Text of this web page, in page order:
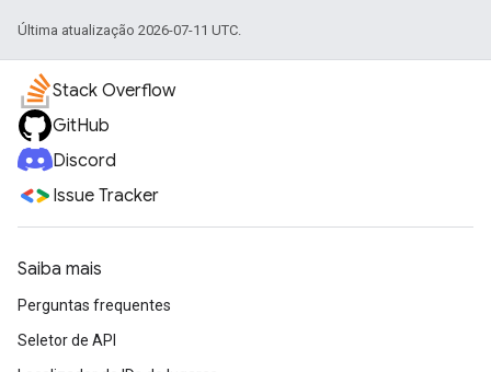
Última atualização 2026-07-11 UTC.
Stack Overflow
GitHub
Discord
Issue Tracker
Saiba mais
Perguntas frequentes
Seletor de API